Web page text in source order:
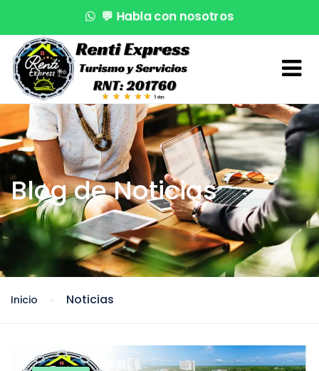
¡Reserva en segundos! 🚤 Atención VIP
💬 Habla con nosotros
Blog de Noticias
Inicio Noticias